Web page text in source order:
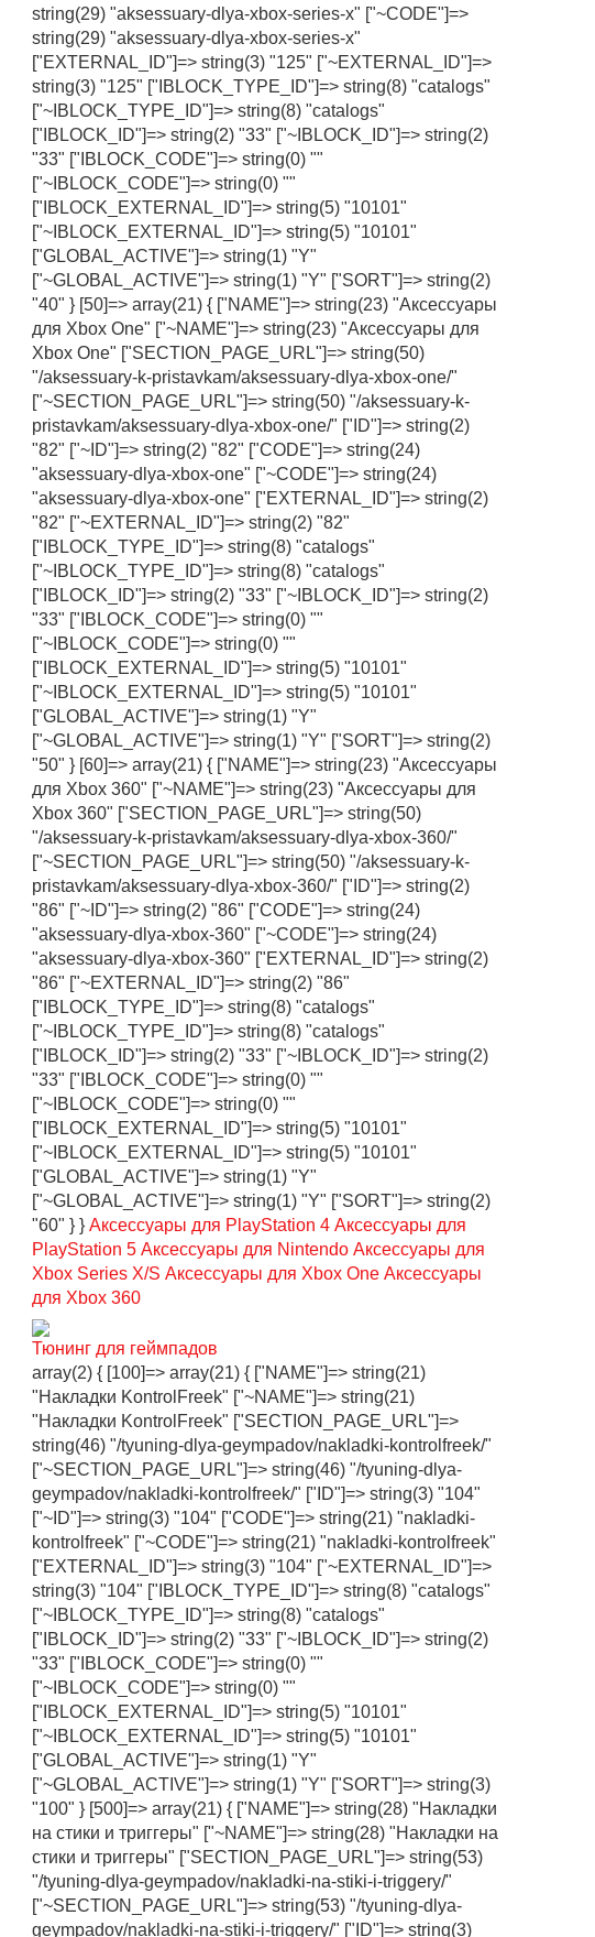
string(29) "aksessuary-dlya-xbox-series-x" ["~CODE"]=>
string(29) "aksessuary-dlya-xbox-series-x"
["EXTERNAL_ID"]=> string(3) "125" ["~EXTERNAL_ID"]=>
string(3) "125" ["IBLOCK_TYPE_ID"]=> string(8) "catalogs"
["~IBLOCK_TYPE_ID"]=> string(8) "catalogs"
["IBLOCK_ID"]=> string(2) "33" ["~IBLOCK_ID"]=> string(2)
"33" ["IBLOCK_CODE"]=> string(0) ""
["~IBLOCK_CODE"]=> string(0) ""
["IBLOCK_EXTERNAL_ID"]=> string(5) "10101"
["~IBLOCK_EXTERNAL_ID"]=> string(5) "10101"
["GLOBAL_ACTIVE"]=> string(1) "Y"
["~GLOBAL_ACTIVE"]=> string(1) "Y" ["SORT"]=> string(2)
"40" } [50]=> array(21) { ["NAME"]=> string(23) "Аксессуары
для Xbox One" ["~NAME"]=> string(23) "Аксессуары для
Xbox One" ["SECTION_PAGE_URL"]=> string(50)
"/aksessuary-k-pristavkam/aksessuary-dlya-xbox-one/"
["~SECTION_PAGE_URL"]=> string(50) "/aksessuary-k-
pristavkam/aksessuary-dlya-xbox-one/" ["ID"]=> string(2)
"82" ["~ID"]=> string(2) "82" ["CODE"]=> string(24)
"aksessuary-dlya-xbox-one" ["~CODE"]=> string(24)
"aksessuary-dlya-xbox-one" ["EXTERNAL_ID"]=> string(2)
"82" ["~EXTERNAL_ID"]=> string(2) "82"
["IBLOCK_TYPE_ID"]=> string(8) "catalogs"
["~IBLOCK_TYPE_ID"]=> string(8) "catalogs"
["IBLOCK_ID"]=> string(2) "33" ["~IBLOCK_ID"]=> string(2)
"33" ["IBLOCK_CODE"]=> string(0) ""
["~IBLOCK_CODE"]=> string(0) ""
["IBLOCK_EXTERNAL_ID"]=> string(5) "10101"
["~IBLOCK_EXTERNAL_ID"]=> string(5) "10101"
["GLOBAL_ACTIVE"]=> string(1) "Y"
["~GLOBAL_ACTIVE"]=> string(1) "Y" ["SORT"]=> string(2)
"50" } [60]=> array(21) { ["NAME"]=> string(23) "Аксессуары
для Xbox 360" ["~NAME"]=> string(23) "Аксессуары для
Xbox 360" ["SECTION_PAGE_URL"]=> string(50)
"/aksessuary-k-pristavkam/aksessuary-dlya-xbox-360/"
["~SECTION_PAGE_URL"]=> string(50) "/aksessuary-k-
pristavkam/aksessuary-dlya-xbox-360/" ["ID"]=> string(2)
"86" ["~ID"]=> string(2) "86" ["CODE"]=> string(24)
"aksessuary-dlya-xbox-360" ["~CODE"]=> string(24)
"aksessuary-dlya-xbox-360" ["EXTERNAL_ID"]=> string(2)
"86" ["~EXTERNAL_ID"]=> string(2) "86"
["IBLOCK_TYPE_ID"]=> string(8) "catalogs"
["~IBLOCK_TYPE_ID"]=> string(8) "catalogs"
["IBLOCK_ID"]=> string(2) "33" ["~IBLOCK_ID"]=> string(2)
"33" ["IBLOCK_CODE"]=> string(0) ""
["~IBLOCK_CODE"]=> string(0) ""
["IBLOCK_EXTERNAL_ID"]=> string(5) "10101"
["~IBLOCK_EXTERNAL_ID"]=> string(5) "10101"
["GLOBAL_ACTIVE"]=> string(1) "Y"
["~GLOBAL_ACTIVE"]=> string(1) "Y" ["SORT"]=> string(2)
"60" } } Аксессуары для PlayStation 4 Аксессуары для
PlayStation 5 Аксессуары для Nintendo Аксессуары для
Xbox Series X/S Аксессуары для Xbox One Аксессуары
для Xbox 360
Тюнинг для геймпадов
array(2) { [100]=> array(21) { ["NAME"]=> string(21)
"Накладки KontrolFreek" ["~NAME"]=> string(21)
"Накладки KontrolFreek" ["SECTION_PAGE_URL"]=>
string(46) "/tyuning-dlya-geympadov/nakladki-kontrolfreek/"
["~SECTION_PAGE_URL"]=> string(46) "/tyuning-dlya-
geympadov/nakladki-kontrolfreek/" ["ID"]=> string(3) "104"
["~ID"]=> string(3) "104" ["CODE"]=> string(21) "nakladki-
kontrolfreek" ["~CODE"]=> string(21) "nakladki-kontrolfreek"
["EXTERNAL_ID"]=> string(3) "104" ["~EXTERNAL_ID"]=>
string(3) "104" ["IBLOCK_TYPE_ID"]=> string(8) "catalogs"
["~IBLOCK_TYPE_ID"]=> string(8) "catalogs"
["IBLOCK_ID"]=> string(2) "33" ["~IBLOCK_ID"]=> string(2)
"33" ["IBLOCK_CODE"]=> string(0) ""
["~IBLOCK_CODE"]=> string(0) ""
["IBLOCK_EXTERNAL_ID"]=> string(5) "10101"
["~IBLOCK_EXTERNAL_ID"]=> string(5) "10101"
["GLOBAL_ACTIVE"]=> string(1) "Y"
["~GLOBAL_ACTIVE"]=> string(1) "Y" ["SORT"]=> string(3)
"100" } [500]=> array(21) { ["NAME"]=> string(28) "Накладки
на стики и триггеры" ["~NAME"]=> string(28) "Накладки на
стики и триггеры" ["SECTION_PAGE_URL"]=> string(53)
"/tyuning-dlya-geympadov/nakladki-na-stiki-i-triggery/"
["~SECTION_PAGE_URL"]=> string(53) "/tyuning-dlya-
geympadov/nakladki-na-stiki-i-triggery/" ["ID"]=> string(3)